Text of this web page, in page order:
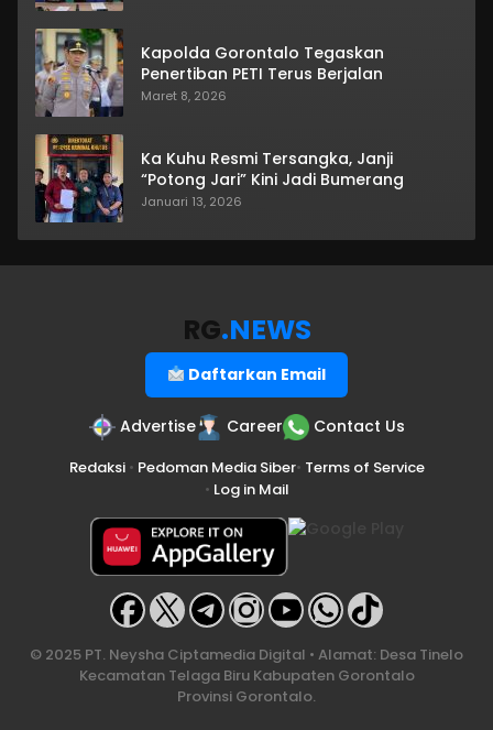
Kapolda Gorontalo Tegaskan
Penertiban PETI Terus Berjalan
Maret 8, 2026
Ka Kuhu Resmi Tersangka, Janji
“Potong Jari” Kini Jadi Bumerang
Januari 13, 2026
RG.NEWS
Daftarkan Email
Advertise Career Contact Us
Redaksi• Pedoman Media Siber• Terms of Service
• Log in Mail
© 2025 PT. Neysha Ciptamedia Digital • Alamat: Desa Tinelo
Kecamatan Telaga Biru Kabupaten Gorontalo
Provinsi Gorontalo.